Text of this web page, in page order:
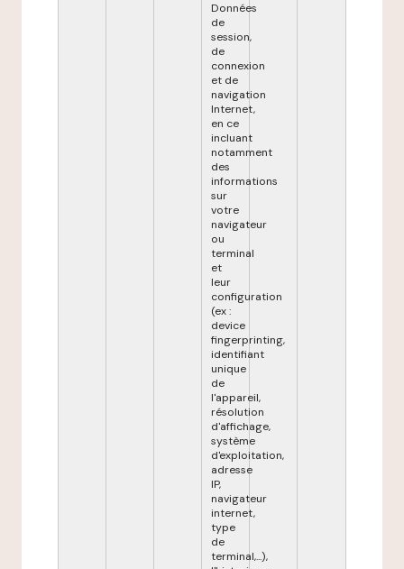
Données
de
session,
de
connexion
et de
navigation
Internet,
en ce
incluant
notamment
des
informations
sur
votre
navigateur
ou
terminal
et
leur
configuration
(ex :
device
fingerprinting,
identifiant
unique
de
l'appareil,
résolution
d'affichage,
système
d'exploitation,
adresse
IP,
navigateur
internet,
type
de
terminal,...),